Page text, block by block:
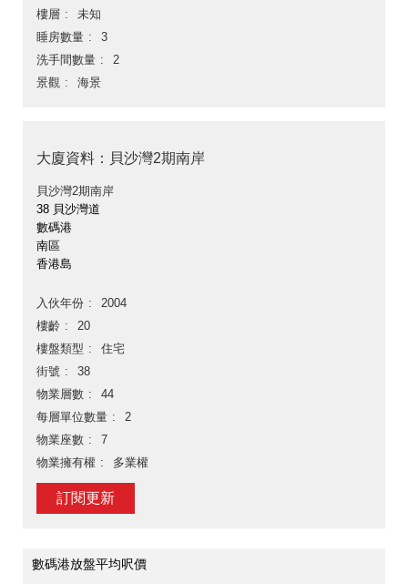
樓層
未知
睡房數量
3
洗手間數量
2
景觀
海景
大廈資料：貝沙灣2期南岸
貝沙灣2期南岸
38 貝沙灣道
數碼港
南區
香港島
入伙年份
2004
樓齡
20
樓盤類型
住宅
街號
38
物業層數
44
每層單位數量
2
物業座數
7
物業擁有權
多業權
訂閱更新
數碼港放盤平均呎價